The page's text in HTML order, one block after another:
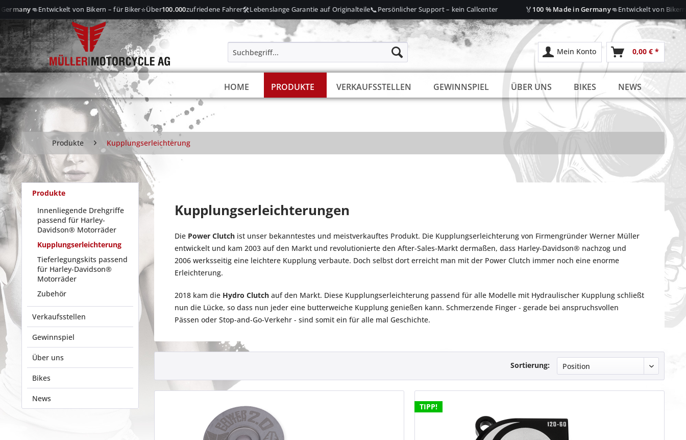
👊Entwickelt von Bikern – für Biker⭐Über100.000zufriedene Fahrer🛠️Lebenslange Garantie auf Originalteile📞Persönlicher Support – kein Callcenter 100 % Made in Germany👊Entwickelt von Bikern –
Mein Konto 0,00 € *
HOME PRODUKTE VERKAUFSSTELLEN GEWINNSPIEL ÜBER UNS BIKES NEWS
Produkte Kupplungserleichterung
Produkte
Innenliegende Drehgriffe
passend für Harley-
Davidson® Motorräder
Kupplungserleichterung
Tieferlegungskits passend
für Harley-Davidson®
Motorräder
Zubehör
Verkaufsstellen
Gewinnspiel
Über uns
Bikes
News
Kupplungserleichterungen
Die Power Clutch ist unser bekanntestes und meistverkauftes Produkt. Die Kupplungserleichterung von Firmengründer Werner Müller
entwickelt und kam 2003 auf den Markt und revolutionierte den After-Sales-Markt dermaßen, dass Harley-Davidson® nachzog und
2006 werksseitig eine leichtere Kupplung verbaute. Doch selbst dort erreicht man mit der Power Clutch immer noch eine enorme
Erleichterung.
2018 kam die Hydro Clutch auf den Markt. Diese Kupplungserleichterung passend für alle Modelle mit Hydraulischer Kupplung schließt
nun die Lücke, so dass nun jeder eine butterweiche Kupplung genießen kann. Schmerzende Finger - gerade bei anspruchsvollen
Pässen oder Stop-and-Go-Verkehr - sind somit ein für alle mal Geschichte.
Sortierung:
TIPP!